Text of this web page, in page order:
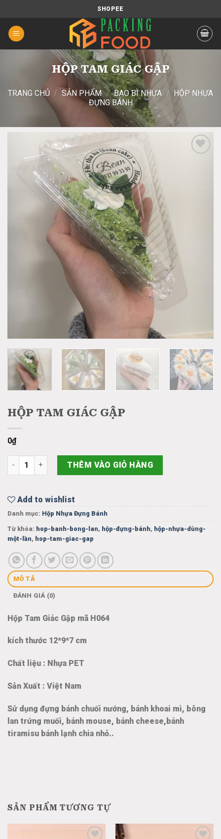
nội
dung
SHOPEE
HỘP TAM GIÁC GẬP
TRANG CHỦ / SẢN PHẨM / BAO BÌ NHỰA / HỘP NHỰA
ĐỰNG BÁNH
HỘP TAM GIÁC GẬP
0₫
HỘP TAM GIÁC GẬP số lượngTHÊM VÀO GIỎ HÀNG
Add to wishlist
Danh mục: Hộp Nhựa Đựng Bánh
Từ khóa: hop-banh-bong-lan, hộp-đựng-bánh, hộp-nhựa-dùng-
một-lần, hop-tam-giac-gap
MÔ TẢ
ĐÁNH GIÁ (0)
Hộp Tam Giác Gập mã H064
kích thước 12*9*7 cm
Chất liệu : Nhựa PET
Sản Xuất : Việt Nam
Sử dụng đựng bánh chuối nướng, bánh khoai mì, bông
lan trứng muối, bánh mouse, bánh cheese,bánh
tiramisu bánh lạnh chia nhỏ..
SẢN PHẨM TƯƠNG TỰ